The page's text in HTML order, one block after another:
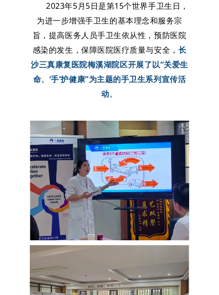
2023年5月5日是第15个世界手卫生日，
为进一步增强手卫生的基本理念和服务宗
旨，提高医务人员手卫生依从性，预防医院
感染的发生，保障医院医疗质量与安全， 长
沙三真康复医院梅溪湖院区开展了以“关爱生
命、‘手’护健康”为主题的手卫生系列宣传活
动。